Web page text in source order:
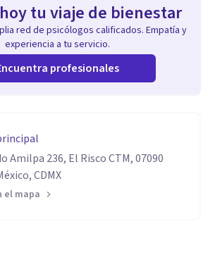
tu viaje de bienestar
red de psicólogos calificados. Empatía y
experiencia a tu servicio.
profesionales
Amilpa 236, El Risco CTM, 07090
CDMX
el mapa